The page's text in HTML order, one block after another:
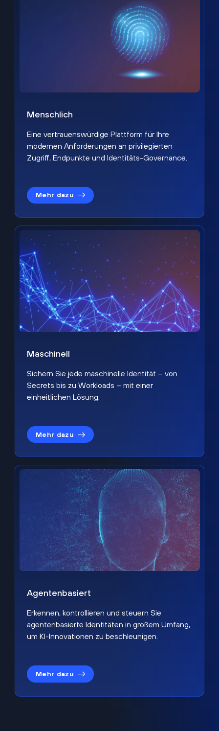
Menschlich
Eine vertrauenswürdige Plattform für Ihre
modernen Anforderungen an privilegierten
Zugriff, Endpunkte und Identitäts-Governance.
Mehr dazu
Maschinell
Sichern Sie jede maschinelle Identität – von
Secrets bis zu Workloads – mit einer
einheitlichen Lösung.
Mehr dazu
Agentenbasiert
Erkennen, kontrollieren und steuern Sie
agentenbasierte Identitäten in großem Umfang,
um KI-Innovationen zu beschleunigen.
Mehr dazu